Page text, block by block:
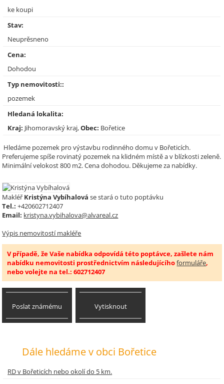
ke koupi
Stav:
Neuprěsneno
Cena:
Dohodou
Typ nemovitosti::
pozemek
Hledaná lokalita:
Kraj: Jihomoravský kraj,Obec: Bořetice
Hledáme pozemek pro výstavbu rodinného domu v Bořeticích.
Preferujeme spíše rovinatý pozemek na klidném místě a v blízkosti zeleně.
Minimální velokost 800 m2. Cena dohodou. Děkujeme za nabídky.
Makléř Kristýna Vybíhalová se stará o tuto poptávku
Tel.: +420602712407
Email: kristyna.vybihalova@alvareal.cz
Výpis nemovitostí makléře
V případě, že Vaše nabídka odpovídá této poptávce, zašlete nám
nabídku nemovitosti prostřednictvím následujícíhoformuláře,
nebo volejte na tel.: 602712407
Poslat známému Vytisknout
Dále hledáme v obci Bořetice
RD v Bořeticích nebo okolí do 5 km.